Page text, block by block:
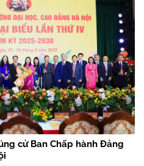
cử Ban Chấp hành Đảng